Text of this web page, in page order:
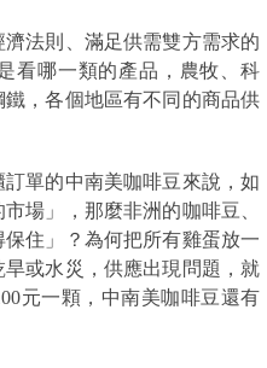
法則、滿足供需雙方需求的
看哪一類的產品，農牧、科
，各個地區有不同的商品供
單的中南美咖啡豆來說，如
場」，那麼非洲的咖啡豆、
住」？為何把所有雞蛋放一
或水災，供應出現問題，就
元一顆，中南美咖啡豆還有